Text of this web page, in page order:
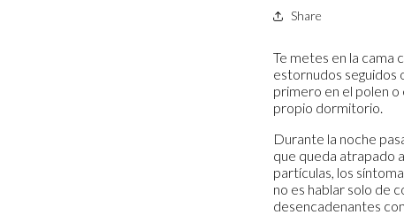
Share
Te metes en la cama
estornudos seguidos
primero en el polen
propio dormitorio.
Durante la noche
que queda atrapado
partículas, los
no es hablar solo de
desencadenantes